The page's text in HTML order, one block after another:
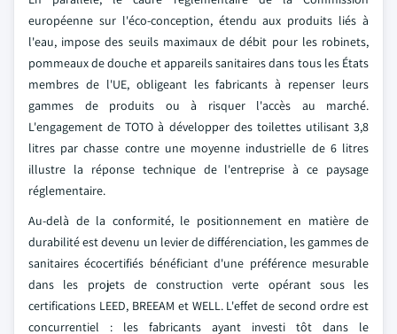
européenne sur l'éco-conception, étendu aux produits liés à
l'eau, impose des seuils maximaux de débit pour les robinets,
pommeaux de douche et appareils sanitaires dans tous les États
membres de l'UE, obligeant les fabricants à repenser leurs
gammes de produits ou à risquer l'accès au marché.
L'engagement de TOTO à développer des toilettes utilisant 3,8
litres par chasse contre une moyenne industrielle de 6 litres
illustre la réponse technique de l'entreprise à ce paysage
réglementaire.
Au-delà de la conformité, le positionnement en matière de
durabilité est devenu un levier de différenciation, les gammes de
sanitaires écocertifiés bénéficiant d'une préférence mesurable
dans les projets de construction verte opérant sous les
certifications LEED, BREEAM et WELL. L'effet de second ordre est
concurrentiel : les fabricants ayant investi tôt dans le